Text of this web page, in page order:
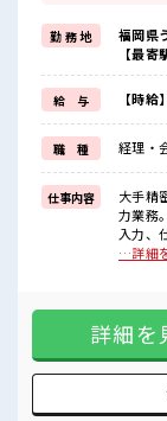
週末は家族や友
≪機能的な制服
制服があるので、
毎日の服装の悩
≪初めての仕事だ
新しいことにチ
しっかり働く環境
イチからスキル
≪自分に向いて
困った事などが
担当がしっかり
■職場の雰囲気
ロッカー付き職
程よく残業あり！
お休みは土日祝
勤 務 地
福岡県
【最
給 与 【時
職 種 経理・
仕事内容
大手精
力業務
入力、
値入力、デ
プライ
毎日の
そう≫
り働く
UP目
≫ 困
…詳細
詳細を